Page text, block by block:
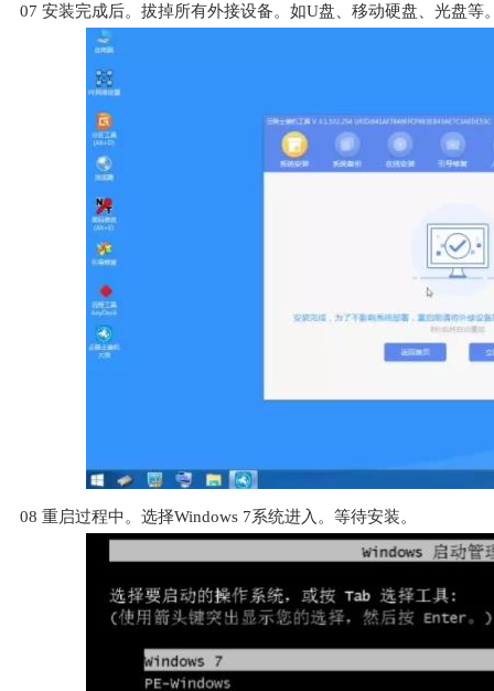
07 安装完成后。拔掉所有外接设备。如U盘、移动硬盘、光盘等
08 重启过程中。选择Windows 7系统进入。等待安装。